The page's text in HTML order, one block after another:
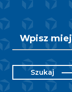
Szukaj